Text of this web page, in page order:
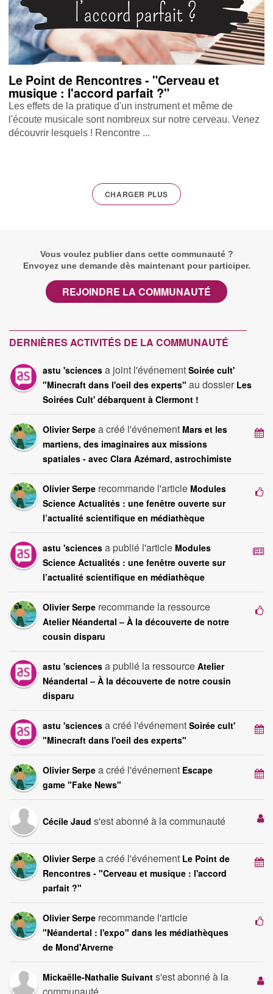
Le Point de Rencontres - "Cerveau et
musique : l'accord parfait ?"
Les effets de la pratique d'un instrument et même de
l'écoute musicale sont nombreux sur notre cerveau. Venez
découvrir lesquels ! Rencontre ...
CHARGER PLUS
Vous voulez publier dans cette communauté ?
Envoyez une demande dès maintenant pour participer.
REJOINDRE LA COMMUNAUTÉ
DERNIÈRES ACTIVITÉS DE LA COMMUNAUTÉ
astu 'sciences a joint l'événement Soirée cult'
"Minecraft dans l'oeil des experts" au dossier Les
Soirées Cult' débarquent à Clermont !
Olivier Serpe a créé l'événement Mars et les
martiens, des imaginaires aux missions
spatiales - avec Clara Azémard, astrochimiste
Olivier Serpe recommande l'article Modules
Science Actualités : une fenêtre ouverte sur
l’actualité scientifique en médiathèque
astu 'sciences a publié l'article Modules
Science Actualités : une fenêtre ouverte sur
l’actualité scientifique en médiathèque
Olivier Serpe recommande la ressource
Atelier Néandertal – À la découverte de notre
cousin disparu
astu 'sciences a publié la ressource Atelier
Néandertal – À la découverte de notre cousin
disparu
astu 'sciences a créé l'événement Soirée cult'
"Minecraft dans l'oeil des experts"
Olivier Serpe a créé l'événement Escape
game "Fake News"
Cécile Jaud s'est abonné à la communauté
Olivier Serpe a créé l'événement Le Point de
Rencontres - "Cerveau et musique : l'accord
parfait ?"
Olivier Serpe recommande l'article
"Néandertal : l'expo" dans les médiathèques
de Mond'Arverne
Mickaëlle-Nathalie Suivant s'est abonné à la